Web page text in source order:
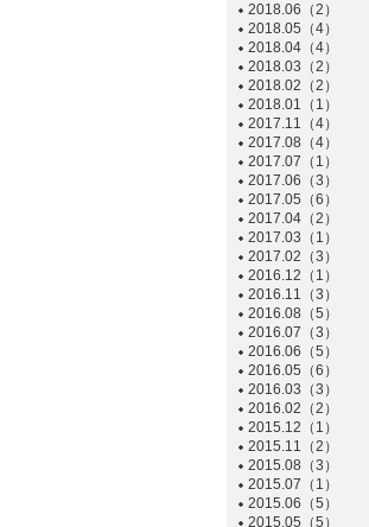
2018.06（2）
2018.05（4）
2018.04（4）
2018.03（2）
2018.02（2）
2018.01（1）
2017.11（4）
2017.08（4）
2017.07（1）
2017.06（3）
2017.05（6）
2017.04（2）
2017.03（1）
2017.02（3）
2016.12（1）
2016.11（3）
2016.08（5）
2016.07（3）
2016.06（5）
2016.05（6）
2016.03（3）
2016.02（2）
2015.12（1）
2015.11（2）
2015.08（3）
2015.07（1）
2015.06（5）
2015.05（5）